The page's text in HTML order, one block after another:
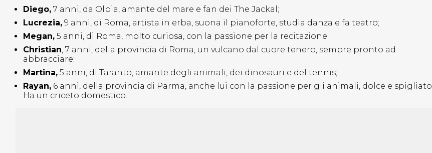
Diego, 7 anni, da Olbia, amante del mare e fan dei The Jackal;
Lucrezia, 9 anni, di Roma, artista in erba, suona il pianoforte, studia danza e fa teatro;
Megan, 5 anni, di Roma, molto curiosa, con la passione per la recitazione;
Christian , 7 anni, della provincia di Roma, un vulcano dal cuore tenero, sempre pronto ad
abbracciare;
Martina, 5 anni, di Taranto, amante degli animali, dei dinosauri e del tennis;
Rayan, 6 anni, della provincia di Parma, anche lui con la passione per gli animali, dolce e spigliato.
Ha un criceto domestico.